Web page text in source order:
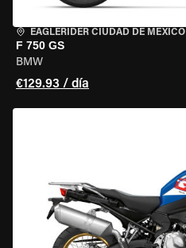
EAGLERIDER CIUDAD DE MÉXICO
F 750 GS
BMW
€129.93 / día